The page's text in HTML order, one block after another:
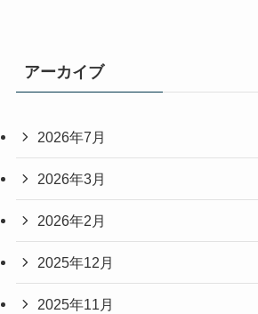
アーカイブ
2026年7月
2026年3月
2026年2月
2025年12月
2025年11月